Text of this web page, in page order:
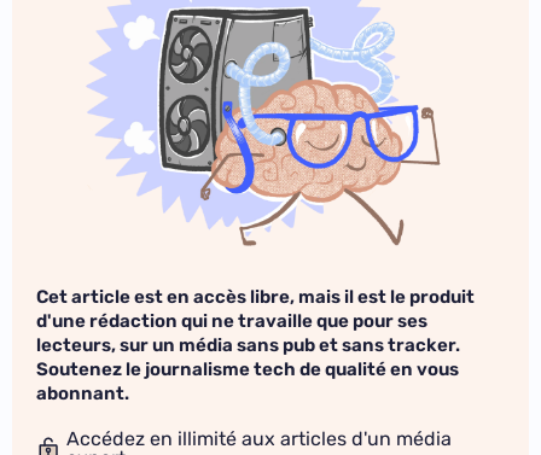
Cet article est en accès libre, mais il est le produit
d'une rédaction qui ne travaille que pour ses
lecteurs, sur un média sans pub et sans tracker.
Soutenez le journalisme tech de qualité en vous
abonnant.
Accédez en illimité aux articles d'un média